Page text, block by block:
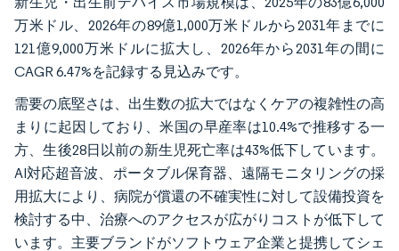
万米ドル、2026年の89億1,000万米ドルから2031年までに
121億9,000万米ドルに拡大し、2026年から2031年の間に
CAGR 6.47%を記録する見込みです。
需要の底堅さは、出生数の拡大ではなくケアの複雑性の高
まりに起因しており、米国の早産率は10.4%で推移する一
方、生後28日以前の新生児死亡率は43%低下しています。
AI対応超音波、ポータブル保育器、遠隔モニタリングの採
用拡大により、病院が償還の不確実性に対して設備投資を
検討する中、治療へのアクセスが広がりコストが低下して
います。主要ブランドがソフトウェア企業と提携してシェ